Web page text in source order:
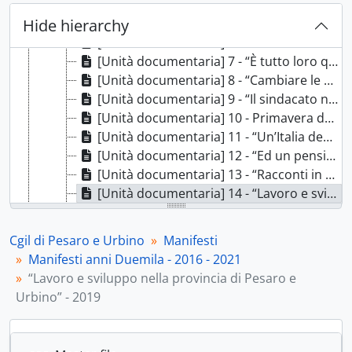
Hide hierarchy
[Unità documentaria] 4 - “Sì alla Cgil” - 2017, 2017
[Unità documentaria] 5 - Fattore umano e Meccanoscritto - 2017, 2017
[Unità documentaria] 7 - “È tutto loro quello che luccica” - [2017], 2017
[Unità documentaria] 8 - “Cambiare le pensioni per dare lavoro ai giovani” - [2017], 2017
[Unità documentaria] 9 - “Il sindacato nelle tue mani” - 2018, 2018
[Unità documentaria] 10 - Primavera della legalità - 2018, 2018
[Unità documentaria] 11 - “Un’Italia democratica e libera da ogni fascismo” - 2018, 2018
[Unità documentaria] 12 - “Ed un pensiero ribelle in cor ci sta” - 2018, 2018
[Unità documentaria] 13 - “Racconti in fondo al mare” - 2019, 2019
[Unità documentaria] 14 - “Lavoro e sviluppo nella provincia di Pesaro e Urbino” - 2019, 2019
[Unità documentaria] 15 - “Presentazione del libro neo socialismo” - 2019, 2019
[Unità documentaria] 16 - Primavera della legalità 2019, 2019
[Unità documentaria] 17 - “Impronte femminili” - 2019, 2019
[Unità documentaria] 18 - “Le Marche plurali e accoglienti” - 2019, 2019
[Unità documentaria] 19 - “Seminario Tratta e sfruttamento di esseri umani” - 2019, 2019
[Unità documentaria] 20 - “La scuola è per tutti” - 2019, 2019
[Unità documentaria] 21 - “Energia e dintorni” - 2019, 2019
Cgil di Pesaro e Urbino
Manifesti
Manifesti anni Duemila - 2016 - 2021
“Lavoro e sviluppo nella provincia di Pesaro e
Urbino” - 2019